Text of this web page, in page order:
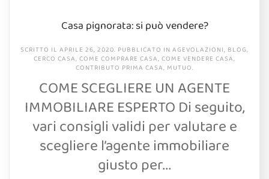
Casa pignorata: si può vendere?
SCRITTO IL APRILE 26, 2020. PUBBLICATO IN AGEVOLAZIONI, BLOG,
CERCO CASA, COME COMPRARE CASA, COME VENDERE CASA,
CONTRIBUTO PRIMA CASA, MUTUO.
COME SCEGLIERE UN AGENTE
IMMOBILIARE ESPERTO Di seguito,
vari consigli validi per valutare e
scegliere l’agente immobiliare
giusto per...